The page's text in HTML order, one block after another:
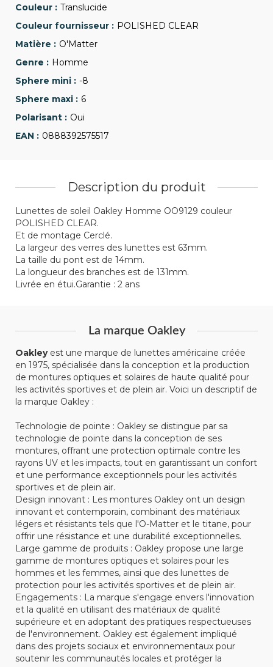
Translucide
POLISHED CLEAR
O'Matter
Homme
-8
6
Oui
0888392575517
Description du produit
Lunettes de soleil Oakley Homme OO9129 couleur
POLISHED CLEAR.
Et de montage Cerclé.
La largeur des verres des lunettes est 63mm.
La taille du pont est de 14mm.
La longueur des branches est de 131mm.
Livrée en étui.Garantie : 2 ans
La marque Oakley
Oakleyest une marque de lunettes américaine créée
en 1975, spécialisée dans la conception et la production
de montures optiques et solaires de haute qualité pour
les activités sportives et de plein air. Voici un descriptif de
la marque Oakley :
Technologie de pointe : Oakley se distingue par sa
technologie de pointe dans la conception de ses
montures, offrant une protection optimale contre les
rayons UV et les impacts, tout en garantissant un confort
et une performance exceptionnels pour les activités
sportives et de plein air.
Design innovant : Les montures Oakley ont un design
innovant et contemporain, combinant des matériaux
légers et résistants tels que l'O-Matter et le titane, pour
offrir une résistance et une durabilité exceptionnelles.
Large gamme de produits : Oakley propose une large
gamme de montures optiques et solaires pour les
hommes et les femmes, ainsi que des lunettes de
protection pour les activités sportives et de plein air.
Engagements : La marque s'engage envers l'innovation
et la qualité en utilisant des matériaux de qualité
supérieure et en adoptant des pratiques respectueuses
de l'environnement. Oakley est également impliqué
dans des projets sociaux et environnementaux pour
soutenir les communautés locales et protéger la